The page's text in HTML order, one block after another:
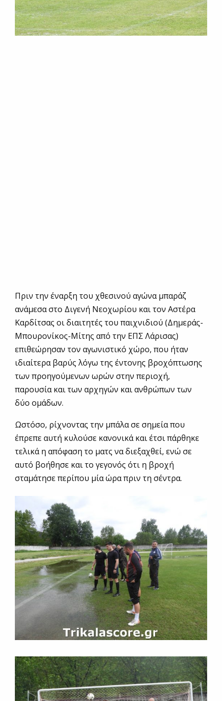
Πριν την έναρξη του χθεσινού αγώνα μπαράζ
ανάμεσα στο Διγενή Νεοχωρίου και τον Αστέρα
Καρδίτσας οι διαιτητές του παιχνιδιού (Δημεράς-
Μπουρονίκος-Μίτης από την ΕΠΣ Λάρισας)
επιθεώρησαν τον αγωνιστικό χώρο, που ήταν
ιδιαίτερα βαρύς λόγω της έντονης βροχόπτωσης
των προηγούμενων ωρών στην περιοχή,
παρουσία και των αρχηγών και ανθρώπων των
δύο ομάδων.
Ωστόσο, ρίχνοντας την μπάλα σε σημεία που
έπρεπε αυτή κυλούσε κανονικά και έτσι πάρθηκε
τελικά η απόφαση το ματς να διεξαχθεί, ενώ σε
αυτό βοήθησε και το γεγονός ότι η βροχή
σταμάτησε περίπου μία ώρα πριν τη σέντρα.